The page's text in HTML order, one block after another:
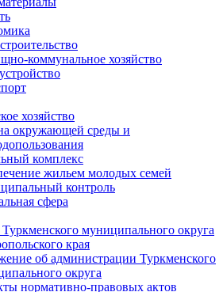
коммунальное хозяйство
хозяйство
окружающей среды и
комплекс
жильем молодых семей
контроль
сфера
Туркменского муниципального округа
края
об администрации Туркменского
округа
нормативно-правовых актов